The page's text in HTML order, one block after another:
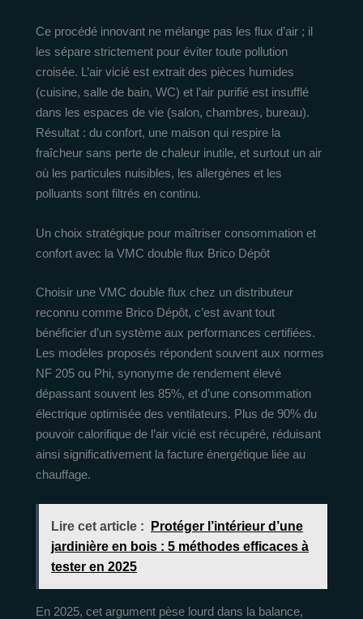
Ce procédé innovant ne mélange pas les flux d’air ; il
les sépare strictement pour éviter toute pollution
croisée. L’air vicié est extrait des pièces humides
(cuisine, salle de bain, WC) et l’air purifié est insufflé
dans les espaces de vie (salon, chambres, bureau).
Résultat : du confort, une maison qui respire la
fraîcheur sans perte de chaleur inutile, et surtout un air
où les particules nuisibles, les allergènes et les
polluants sont filtrés en continu.
Un choix stratégique pour maîtriser consommation et
confort avec la VMC double flux Brico Dépôt
Choisir une VMC double flux chez un distributeur
reconnu comme Brico Dépôt, c’est avant tout
bénéficier d’un système aux performances certifiées.
Les modèles proposés répondent souvent aux normes
NF 205 ou Phi, synonyme de rendement élevé
dépassant souvent les 85%, et d’une consommation
électrique optimisée des ventilateurs. Plus de 90% du
pouvoir calorifique de l’air vicié est récupéré, réduisant
ainsi significativement la facture énergétique liée au
chauffage.
Lire cet article :
Protéger l’intérieur d’une
jardinière en bois : 5 méthodes efficaces à
tester en 2025
En 2025, cet argument pèse lourd dans la balance,